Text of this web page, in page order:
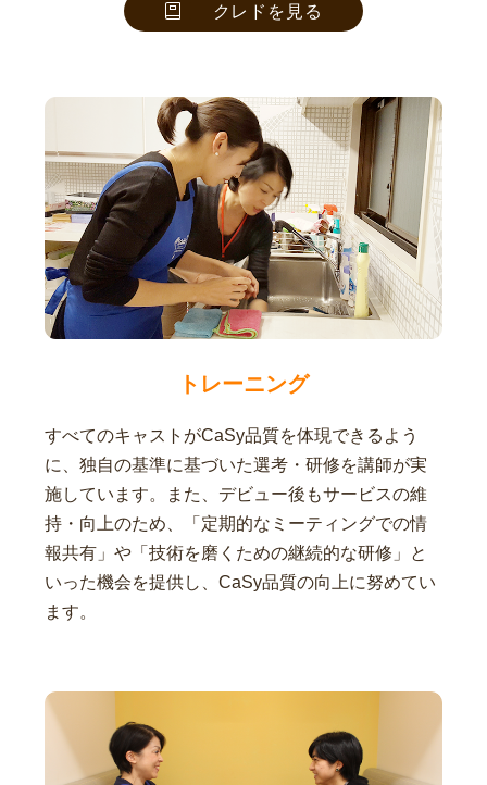
クレドを見る
トレーニング
すべてのキャストがCaSy品質を体現できるよう
に、独自の基準に基づいた選考・研修を講師が実
施しています。また、デビュー後もサービスの維
持・向上のため、「定期的なミーティングでの情
報共有」や「技術を磨くための継続的な研修」と
いった機会を提供し、CaSy品質の向上に努めてい
ます。